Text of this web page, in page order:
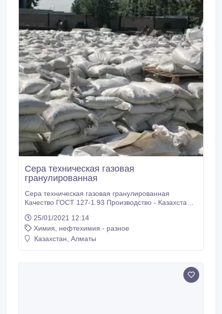
Сера техническая газовая
гранулированная
Сера техническая газовая гранулированная
Качество ГОСТ 127-1.93 Производство - Казахстан
БигБэги 1000 кг. Качество: Массовая доля Серы 99,
98 - 99, 99 % Массовая доля органических веществ
не более 0, 006 % Массовая доля Золы не более 0,
25/01/2021 12:14
Химия, нефтехимия - разное
Казахстан, Алматы